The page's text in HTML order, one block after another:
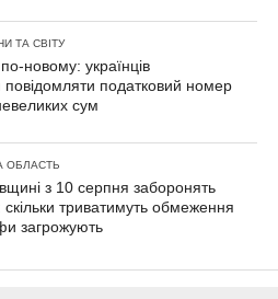
ТА СВІТУ
новому: українців
повідомляти податковий номер
сум
ОБЛАСТЬ
з 10 серпня заборонять
скільки триватимуть обмеження
загрожують